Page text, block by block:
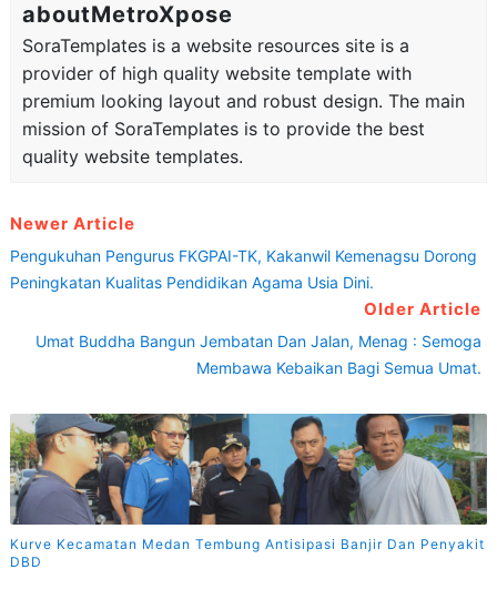
aboutMetroXpose
SoraTemplates is a website resources site is a
provider of high quality website template with
premium looking layout and robust design. The main
mission of SoraTemplates is to provide the best
quality website templates.
Newer Article
Pengukuhan Pengurus FKGPAI-TK, Kakanwil Kemenagsu Dorong
Peningkatan Kualitas Pendidikan Agama Usia Dini.
Older Article
Umat Buddha Bangun Jembatan Dan Jalan, Menag : Semoga
Membawa Kebaikan Bagi Semua Umat.
Kurve Kecamatan Medan Tembung Antisipasi Banjir Dan Penyakit
DBD